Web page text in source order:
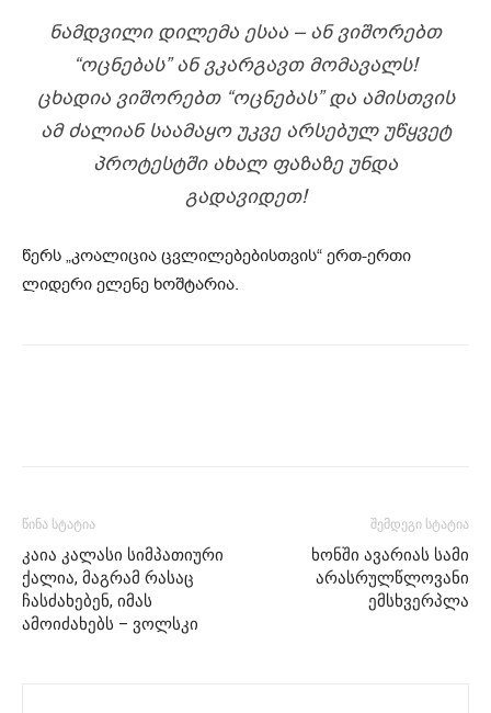
ᲜᲐᲛᲓᲕᲘᲚᲘ ᲓᲘᲚᲔᲛᲐ ᲔᲡᲐᲐ – ᲐᲜ ᲕᲘᲨᲝᲠᲔᲑᲗ
“ᲝᲪᲜᲔᲑᲐᲡ” ᲐᲜ ᲕᲙᲐᲠᲒᲐᲕᲗ ᲛᲝᲛᲐᲕᲐᲚᲡ!
ᲪᲮᲐᲓᲘᲐ ᲕᲘᲨᲝᲠᲔᲑᲗ “ᲝᲪᲜᲔᲑᲐᲡ” ᲓᲐ ᲐᲛᲘᲡᲗᲕᲘᲡ
ᲐᲛ ᲫᲐᲚᲘᲐᲜ ᲡᲐᲐᲛᲐᲧᲝ ᲣᲙᲕᲔ ᲐᲠᲡᲔᲑᲣᲚ ᲣᲬᲧᲕᲔᲢ
ᲞᲠᲝᲢᲔᲡᲢᲨᲘ ᲐᲮᲐᲚ ᲤᲐᲖᲐᲖᲔ ᲣᲜᲓᲐ
ᲒᲐᲓᲐᲕᲘᲓᲔᲗ!
წერს „კოალიცია ცვლილებებისთვის“ ერთ-ერთი
ლიდერი ელენე ხოშტარია.
წინა სტატია
კაია კალასი სიმპათიური
ქალია, მაგრამ რასაც
ჩასძახებენ, იმას
ამოიძახებს – ვოლსკი
შემდეგი სტატია
ხონში ავარიას სამი
არასრულწლოვანი
ემსხვერპლა